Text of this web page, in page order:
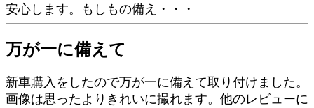
安心します。もしもの備え・・・
万が一に備えて
新車購入をしたので万が一に備えて取り付けました。
画像は思ったよりきれいに撮れます。他のレビューに